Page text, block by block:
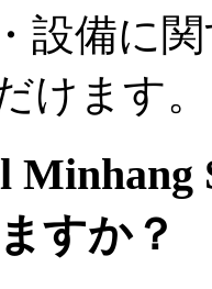
設備に
けます。
Minhang
すか？